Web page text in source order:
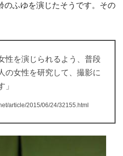
のふゆを演じたそうです。その
性を演じられるよう、普段
の女性を研究して、撮影に
」
article/2015/06/24/32155.html